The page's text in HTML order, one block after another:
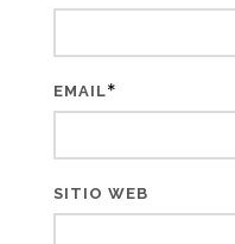
EMAIL*
SITIO WEB